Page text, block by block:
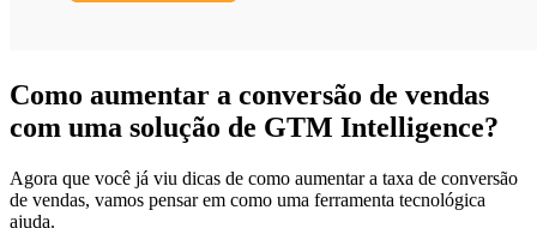
Como aumentar a conversão de vendas
com uma solução de GTM Intelligence?
Agora que você já viu dicas de como aumentar a taxa de conversão
de vendas, vamos pensar em como uma ferramenta tecnológica
ajuda.